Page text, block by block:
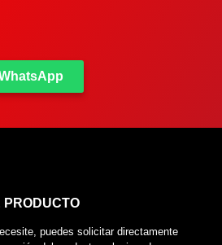
puedes solicitar directamente